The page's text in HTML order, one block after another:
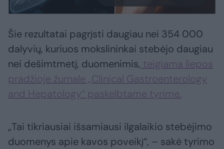
Šie rezultatai pagrįsti daugiau nei 354 000
dalyvių, kuriuos mokslininkai stebėjo daugiau
nei dešimtmetį, duomenimis, teigiama liepos
pradžioje žurnale „Clinical Gastroenterology
and Hepatology“ paskelbtame tyrime.
„Tai tikriausiai išsamiausi ilgalaikio stebėjimo
duomenys apie kavos poveikį“, – sakė tyrimo